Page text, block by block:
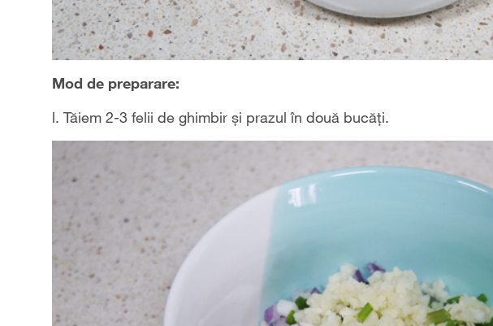
Mod de preparare:
l. Tăiem 2-3 felii de ghimbir și prazul în două bucăți.